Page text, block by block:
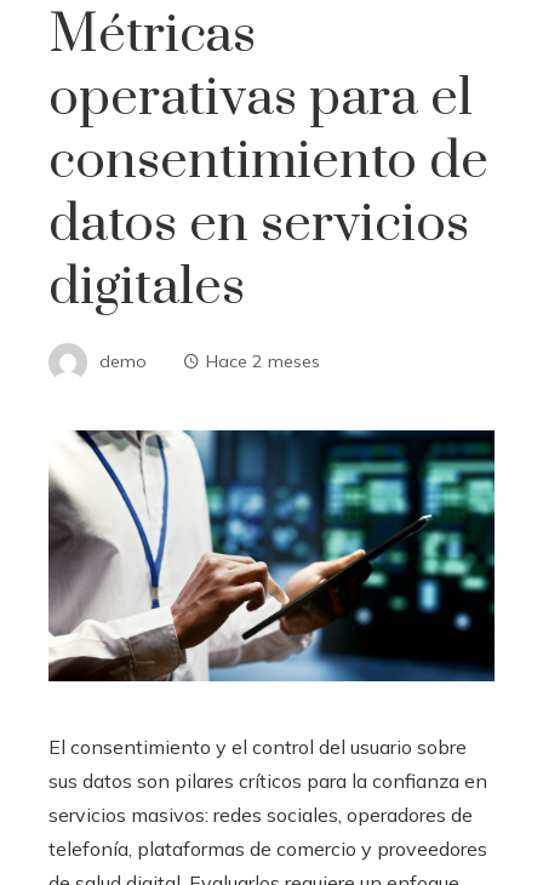
Métricas
operativas para el
consentimiento de
datos en servicios
digitales
demo Hace 2 meses
El consentimiento y el control del usuario sobre
sus datos son pilares críticos para la confianza en
servicios masivos: redes sociales, operadores de
telefonía, plataformas de comercio y proveedores